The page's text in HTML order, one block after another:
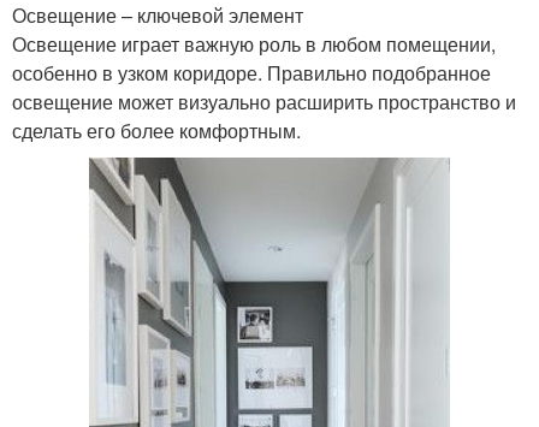
Освещение – ключевой элемент
Освещение играет важную роль в любом помещении,
особенно в узком коридоре. Правильно подобранное
освещение может визуально расширить пространство и
сделать его более комфортным.